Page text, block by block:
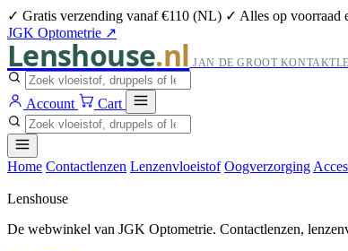
✓ Gratis verzending vanaf €110 (NL) ✓ Alles op voorraad
JGK Optometrie ↗
Lenshouse.nl JAN DE GROOT
Account Cart
Home Contactlenzen Lenzenvloeistof Oogverzorging
Lenshouse
De webwinkel van JGK Optometrie. Contactlenzen,